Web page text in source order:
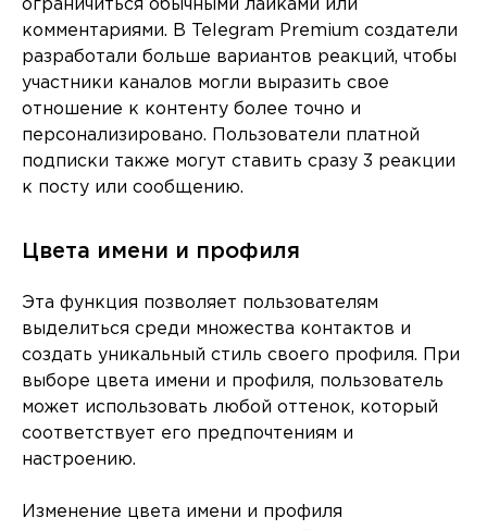
ограничиться обычными лайками или
комментариями. В Telegram Premium создатели
разработали больше вариантов реакций, чтобы
участники каналов могли выразить свое
отношение к контенту более точно и
персонализировано. Пользователи платной
подписки также могут ставить сразу 3 реакции
к посту или сообщению.
Цвета имени и профиля
Эта функция позволяет пользователям
выделиться среди множества контактов и
создать уникальный стиль своего профиля. При
выборе цвета имени и профиля, пользователь
может использовать любой оттенок, который
соответствует его предпочтениям и
настроению.
Изменение цвета имени и профиля